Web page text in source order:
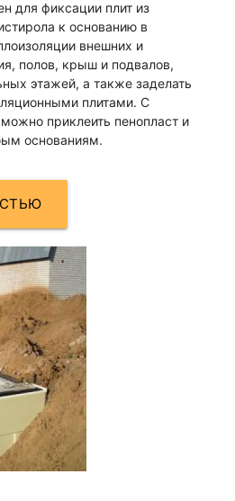
для фиксации плит из
к основанию в
внешних и
полов, крыш и подвалов,
этажей, а также заделать
плитами. С
приклеить пенопласт и
основаниям.